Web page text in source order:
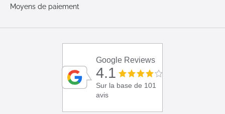
Moyens de paiement
Google Reviews
4.1
Sur la base de 101
avis